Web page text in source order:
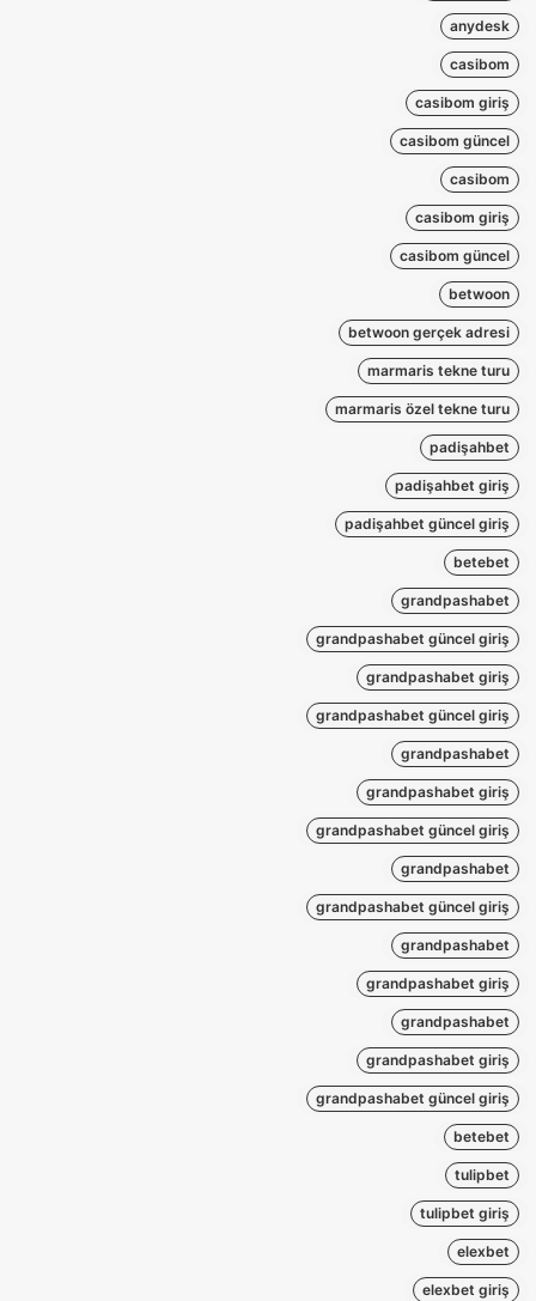
anydesk
casibom
casibom giriş
casibom güncel
casibom
casibom giriş
casibom güncel
betwoon
betwoon gerçek adresi
marmaris tekne turu
marmaris özel tekne turu
padişahbet
padişahbet giriş
padişahbet güncel giriş
betebet
grandpashabet
grandpashabet güncel giriş
grandpashabet giriş
grandpashabet güncel giriş
grandpashabet
grandpashabet giriş
grandpashabet güncel giriş
grandpashabet
grandpashabet güncel giriş
grandpashabet
grandpashabet giriş
grandpashabet
grandpashabet giriş
grandpashabet güncel giriş
betebet
tulipbet
tulipbet giriş
elexbet
elexbet giriş